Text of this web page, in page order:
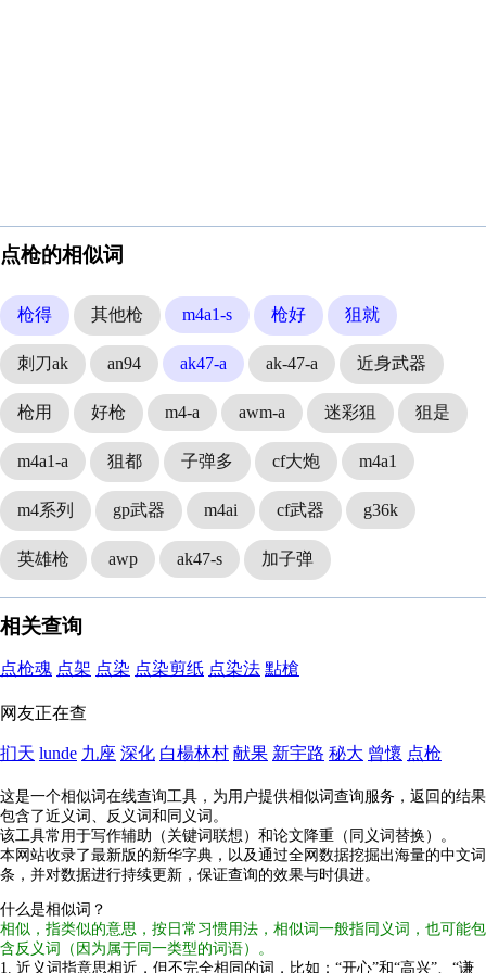
点枪的相似词
枪得 其他枪 m4a1-s 枪好 狙就
刺刀ak an94 ak47-a ak-47-a 近身武器
枪用 好枪 m4-a awm-a 迷彩狙 狙是
m4a1-a 狙都 子弹多 cf大炮 m4a1
m4系列 gp武器 m4ai cf武器 g36k
英雄枪 awp ak47-s 加子弹
相关查询
点枪魂 点架 点染 点染剪纸 点染法 點槍
网友正在查
扪天 lunde 九座 深化 白楊林村 献果 新宇路 秘大 曾懷 点枪
这是一个相似词在线查询工具，为用户提供相似词查询服务，返回的结果
包含了近义词、反义词和同义词。
该工具常用于写作辅助（关键词联想）和论文降重（同义词替换）。
本网站收录了最新版的新华字典，以及通过全网数据挖掘出海量的中文词
条，并对数据进行持续更新，保证查询的效果与时俱进。
什么是相似词？
相似，指类似的意思，按日常习惯用法，相似词一般指同义词，也可能包
含反义词（因为属于同一类型的词语）。
1. 近义词指意思相近，但不完全相同的词，比如：“开心”和“高兴”、“谦